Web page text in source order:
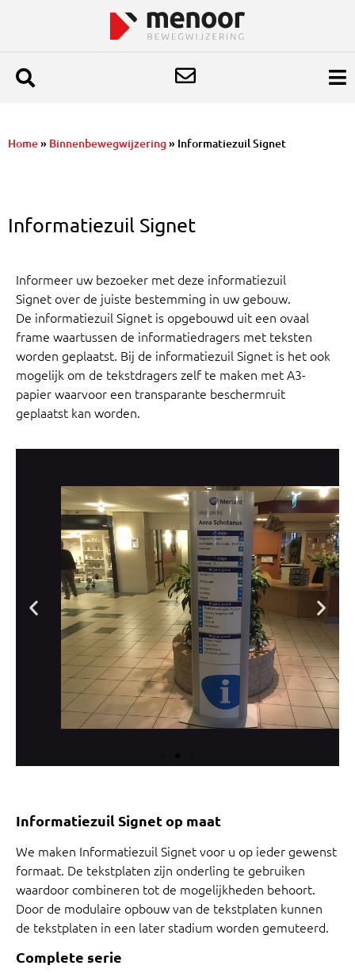
Home» Binnenbewegwijzering» Informatiezuil Signet
Informatiezuil Signet
Informeer uw bezoeker met deze informatiezuil
Signet over de juiste bestemming in uw gebouw.
De informatiezuil Signet is opgebouwd uit een ovaal
frame waartussen de informatiedragers met teksten
worden geplaatst. Bij de informatiezuil Signet is het ook
mogelijk om de tekstdragers zelf te maken met A3-
papier waarvoor een transparante beschermruit
geplaatst kan worden.
Informatiezuil Signet op maat
We maken Informatiezuil Signet voor u op ieder gewenst
formaat. De tekstplaten zijn onderling te gebruiken
waardoor combineren tot de mogelijkheden behoort.
Door de modulaire opbouw van de tekstplaten kunnen
de tekstplaten in een later stadium worden gemuteerd.
Complete serie